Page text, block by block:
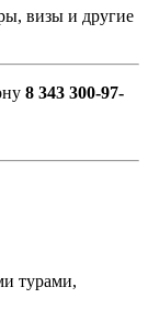
визы и другие
8 343 300-97-
турами,